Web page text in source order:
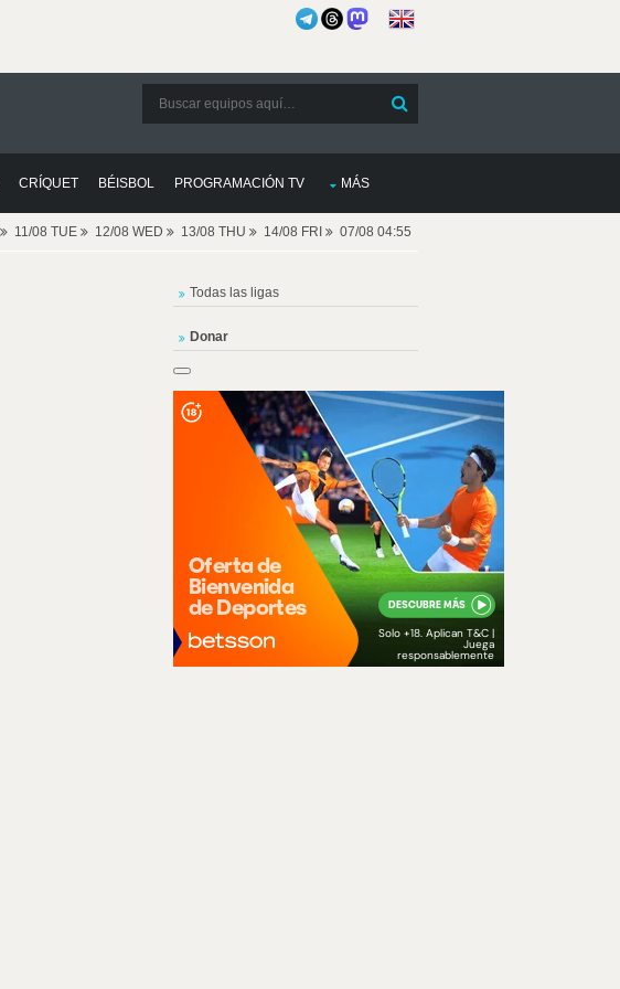
CRÍQUET BÉISBOL PROGRAMACIÓN TV MÁS
11/08 TUE 12/08 WED 13/08 THU 14/08 FRI 07/08 04:55
Todas las ligas
Donar